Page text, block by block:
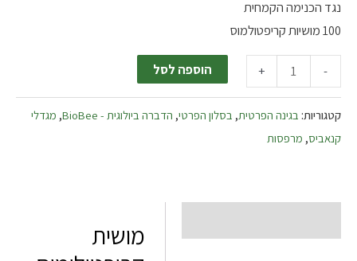
נגד הכנימה הקמחית
100 מושיות קריפטולמוס
-
+ הוספה לסל
קטגוריות: בגינה הפרטית, בסלון הפרטי, הדברה ביולוגית - BioBee , מגדלי
קנאביס, מרפסות
מושית